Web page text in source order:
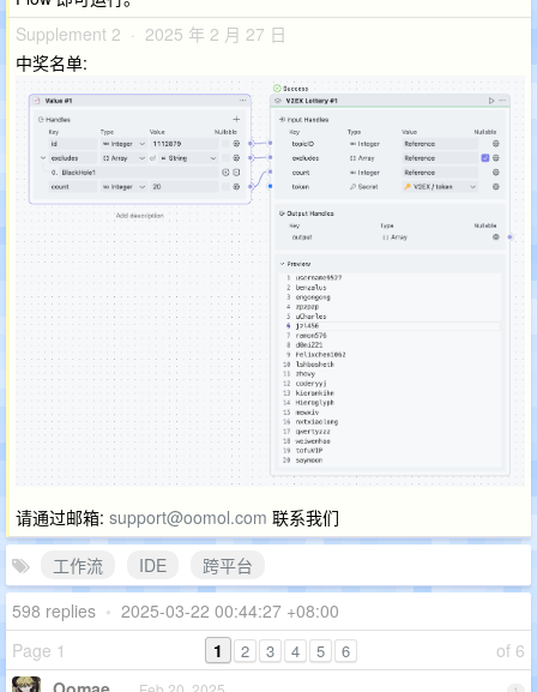
Supplement 2 · 2025 年 2 月 27 日
中奖名单:
请通过邮箱: support@oomol.com 联系我们
工作流
IDE
跨平台
598 replies • 2025-03-22 00:44:27 +08:00
Page 1
of 6
1 2 3 4 5 6